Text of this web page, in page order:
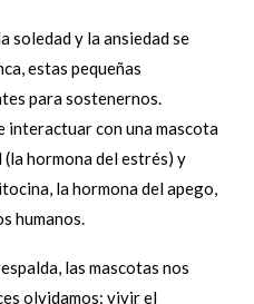
soledad y la ansiedad se
estas pequeñas
para sostenernos.
interactuar con una mascota
hormona del estrés) y
la hormona del apego,
humanos.
las mascotas nos
olvidamos: vivir el